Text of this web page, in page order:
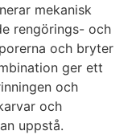
mekanisk
rengörings- och
och bryter
ger ett
och
och
uppstå.